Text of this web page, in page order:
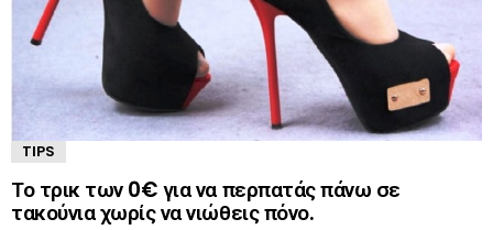
TIPS
Το τρικ των 0€ για να περπατάς πάνω σε
τακούνια χωρίς να νιώθεις πόνο.